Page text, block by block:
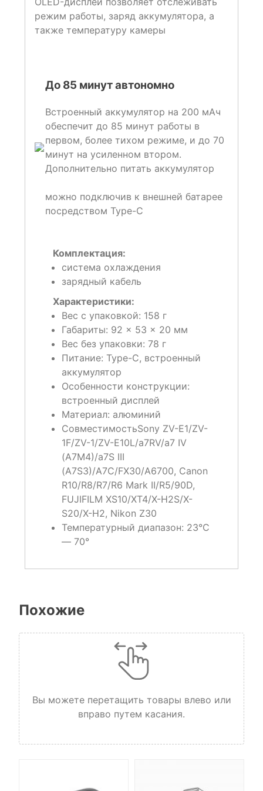
режим работы, заряд аккумулятора, а
также температуру камеры
До 85 минут автономно
Встроенный аккумулятор на 200 мАч
обеспечит до 85 минут работы в
первом, более тихом режиме, и до 70
минут на усиленном втором.
Дополнительно питать аккумулятор
можно подключив к внешней батарее
посредством Type-C
Комплектация:
система охлаждения
зарядный кабель
Характеристики:
Вес с упаковкой: 158 г
Габариты: 92 × 53 × 20 мм
Вес без упаковки: 78 г
Питание: Type-C, встроенный
аккумулятор
Особенности конструкции:
встроенный дисплей
Материал: алюминий
СовместимостьSony ZV-E1/ZV-
1F/ZV-1/ZV-E10L/a7RV/a7 IV
(A7M4)/a7S III
(A7S3)/A7C/FX30/A6700, Canon
R10/R8/R7/R6 Mark II/R5/90D,
FUJIFILM XS10/XT4/X-H2S/X-
S20/X-H2, Nikon Z30
Температурный диапазон: 23°C
— 70°
Похожие
Вы можете перетащить товары влево или
вправо путем касания.